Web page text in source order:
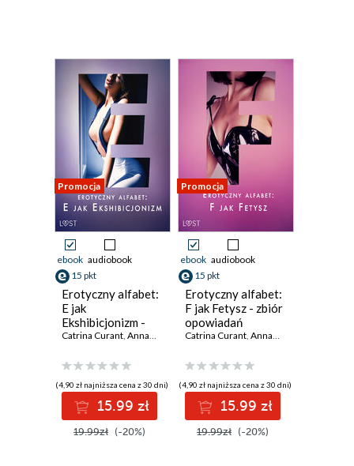
Promocja
ebook audiobook
15 pkt
Erotyczny alfabet:
E jak
Ekshibicjonizm -
zbiór opowiadań
Catrina Curant, Annah Viki M. ,Victoria Październy,Fabien Dumaître
(4,90 zł najniższa cena z 30 dni)
15.99 zł
19.99zł (-20%)
Promocja
ebook audiobook
15 pkt
Erotyczny alfabet:
F jak Fetysz - zbiór
opowiadań
Catrina Curant, Annah Viki M.
(4,90 zł najniższa cena z 30 dni)
15.99 zł
19.99zł (-20%)